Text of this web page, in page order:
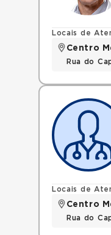
Locais de
Centro
Rua do
Locais de
Centro
Rua do